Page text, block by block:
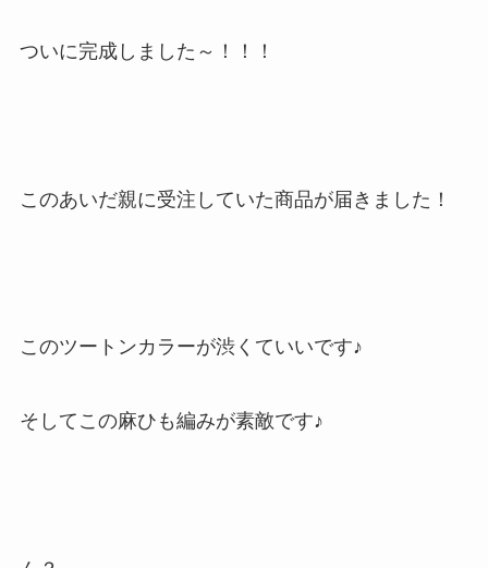
ついに完成しました～！！！
このあいだ親に受注していた商品が届きました！
このツートンカラーが渋くていいです♪
そしてこの麻ひも編みが素敵です♪